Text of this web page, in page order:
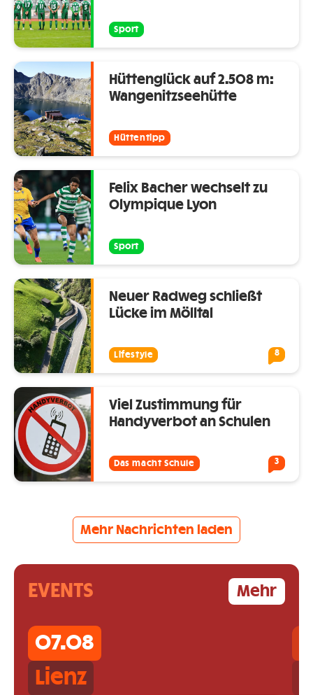
Sport
Hüttenglück auf 2.508 m:
Wangenitzseehütte
Hüttentipp
Felix Bacher wechselt zu
Olympique Lyon
Sport
Neuer Radweg schließt
Lücke im Mölltal
Lifestyle 8
Viel Zustimmung für
Handyverbot an Schulen
Das macht Schule 3
Mehr Nachrichten laden
EVENTS Mehr
07.08
Lienz